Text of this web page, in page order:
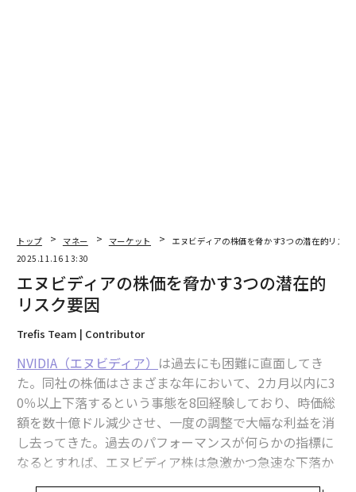
メンバーシップに登録する
関連記事
エヌビディアの株価を脅かす3つの潜在的リスク要因
アップル株が次の「大幅上昇を引き起こす」カギとなる要素
2026年に買うべき「AI関連の米国株」3選
トップ マネー マーケット
エヌビディアの株価を脅かす3つの潜在的リスク
2025.11.16 13:30
エヌビディアの株価を脅かす3つの潜在的
リスク要因
Trefis Team | Contributor
NVIDIA（エヌビディア） は過去にも困難に直面してき
た。同社の株価はさまざまな年において、2カ月以内に3
0％以上下落するという事態を8回経験しており、時価総
額を数十億ドル減少させ、一度の調整で大幅な利益を消
し去ってきた。過去のパフォーマンスが何らかの指標に
なるとすれば、エヌビディア株は急激かつ急速な下落か
ら保護されているわけではない。